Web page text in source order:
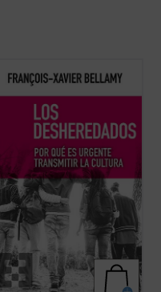
expone aquí de forma precisa y
a través de las figuras de
hitos del proceso de ruptura de
de la cultura que ha tenido
en los últimos siglos en Europa.... (ver